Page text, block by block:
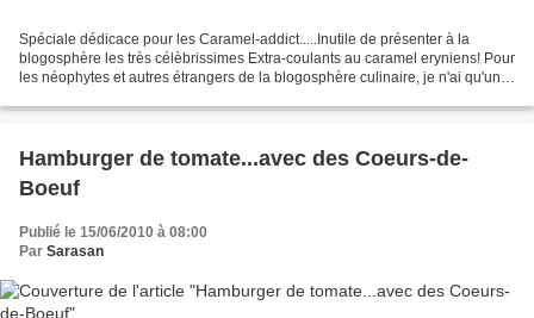
Spéciale dédicace pour les Caramel-addict.....Inutile de présenter à la
blogosphère les très célèbrissimes Extra-coulants au caramel eryniens! Pour
les néophytes et autres étrangers de la blogosphère culinaire, je n'ai qu'une
Hamburger de tomate...avec des Coeurs-de-
Boeuf
Publié le 15/06/2010 à 08:00
Par Sarasan